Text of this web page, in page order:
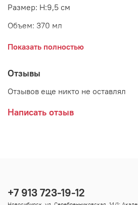
Размер: H:9,5 см
Объем: 370 мл
Материал: керамика
Показать полностью
Отзывы
Отзывов еще никто не оставлял
Написать отзыв
+7 913 723-19-12